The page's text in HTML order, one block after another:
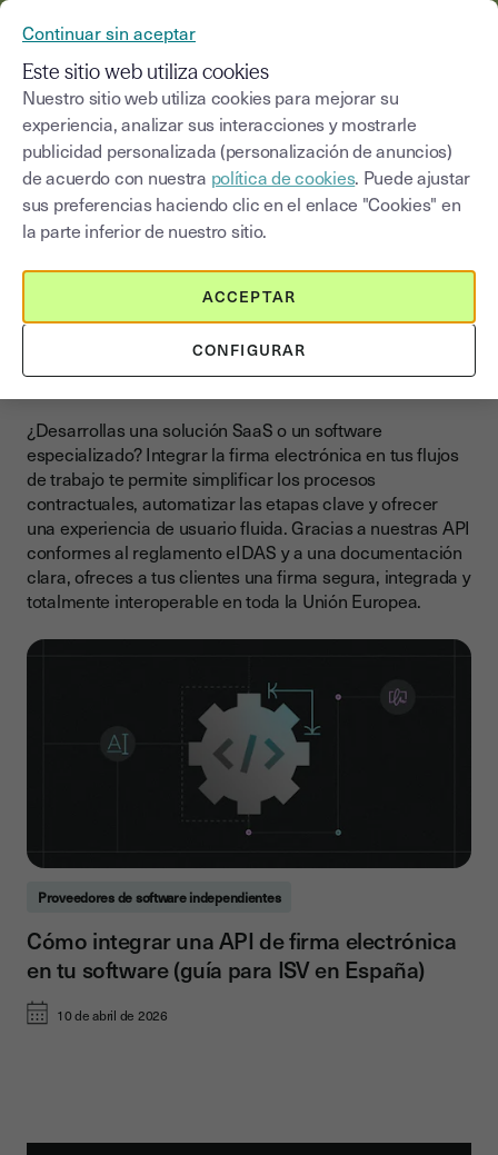
Blog| Sectores de
actividad
>Proveedores de software
independientes
Seleccionar una categoría Saisissez un terme
Proveedores de software independientes
Integra la firma electrónica
en tus soluciones de
software
¿Desarrollas una solución SaaS o un software
especializado? Integrar la firma electrónica en tus flujos
de trabajo te permite simplificar los procesos
contractuales, automatizar las etapas clave y ofrecer
una experiencia de usuario fluida. Gracias a nuestras API
conformes al reglamento eIDAS y a una documentación
clara, ofreces a tus clientes una firma segura, integrada y
totalmente interoperable en toda la Unión Europea.
Proveedores de software independientes
10 de abril de 2026
Cómo integrar una API de firma electrónica
en tu software (guía para ISV en España)
Continuar sin aceptar
Este sitio web utiliza cookies
Nuestro sitio web utiliza cookies para mejorar su
experiencia, analizar sus interacciones y mostrarle
publicidad personalizada (personalización de anuncios)
de acuerdo con nuestra política de cookies. Puede ajustar
sus preferencias haciendo clic en el enlace "Cookies" en
la parte inferior de nuestro sitio.
CONFIGURAR
ACCEPTAR